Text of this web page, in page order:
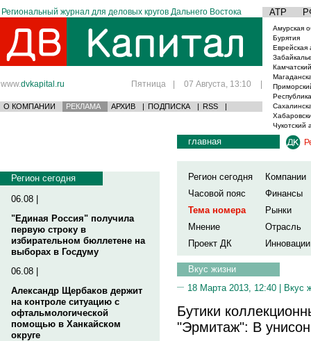
Региональный журнал для деловых кругов Дальнего Востока АТР
www.dvkapital.ru Пятница | 07 Августа, 13:10 |
О КОМПАНИИ РЕКЛАМА АРХИВ | ПОДПИСКА | RSS |
Амурская
Бурятия
Еврейская
Чукотский
Регион сегодня
06.08 |
"Единая Россия" получила
первую строку в
избирательном бюллетене на
выборах в Госдуму
06.08 |
Александр Щербаков держит
на контроле ситуацию с
офтальмологической
помощью в Ханкайском
округе
главная
Регион сегодня
Компании
Часовой пояс
Финансы
Тема номера
Рынки
Мнение
Отрасль
Проект ДК
Инновации
Вкус жизни
18 Марта 2013, 12:40 | Вкус
Бутики
"Эрмитаж": В